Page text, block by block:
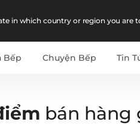
in which country or region you are
Bếp Chuyện Bếp Tin
bán hàng